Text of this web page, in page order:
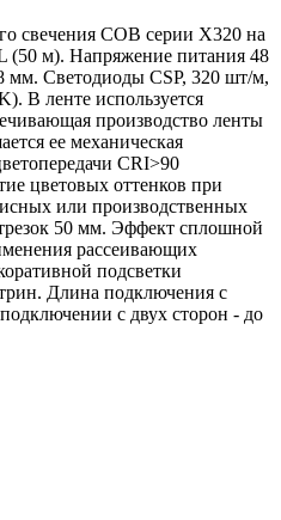
свечения COB серии X320 на
(50 м). Напряжение питания 48
Светодиоды CSP, 320 шт/м,
В ленте используется
производство ленты
ее механическая
CRI>90
цветовых оттенков при
или производственных
50 мм. Эффект сплошной
рассеивающих
подсветки
Длина подключения с
с двух сторон - до